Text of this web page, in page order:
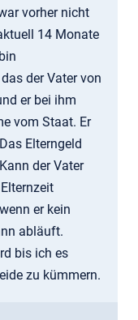
vorher nicht
14 Monate
der Vater von
er bei ihm
vom Staat. Er
Elterngeld
der Vater
er kein
abläuft.
bis ich es
zu kümmern.